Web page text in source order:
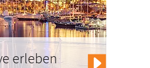
erleben